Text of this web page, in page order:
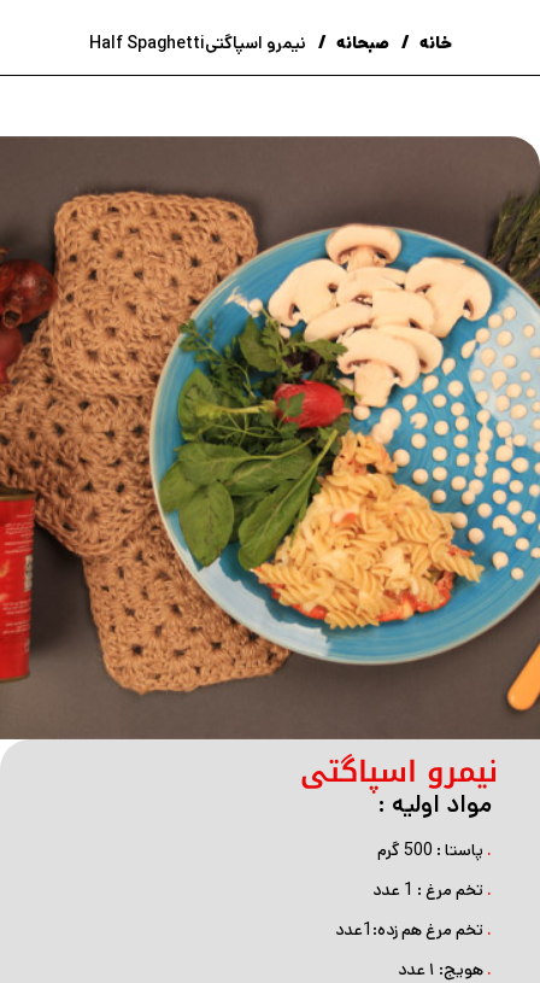
خانه صبحانه نیمرو اسپاگتیHalf Spaghetti
نیمرو اسپاگتی
مواد اولیه :
. پاستا : 500 گرم
. تخم مرغ : 1 عدد
. تخم مرغ هم زده:1عدد
. هویج: ۱ عدد